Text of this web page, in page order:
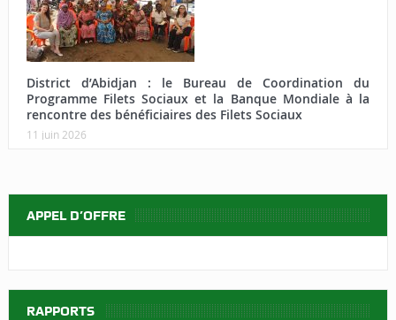
District d’Abidjan : le Bureau de Coordination du
Programme Filets Sociaux et la Banque Mondiale à la
rencontre des bénéficiaires des Filets Sociaux
11 juin 2026
APPEL D’OFFRE
RAPPORTS